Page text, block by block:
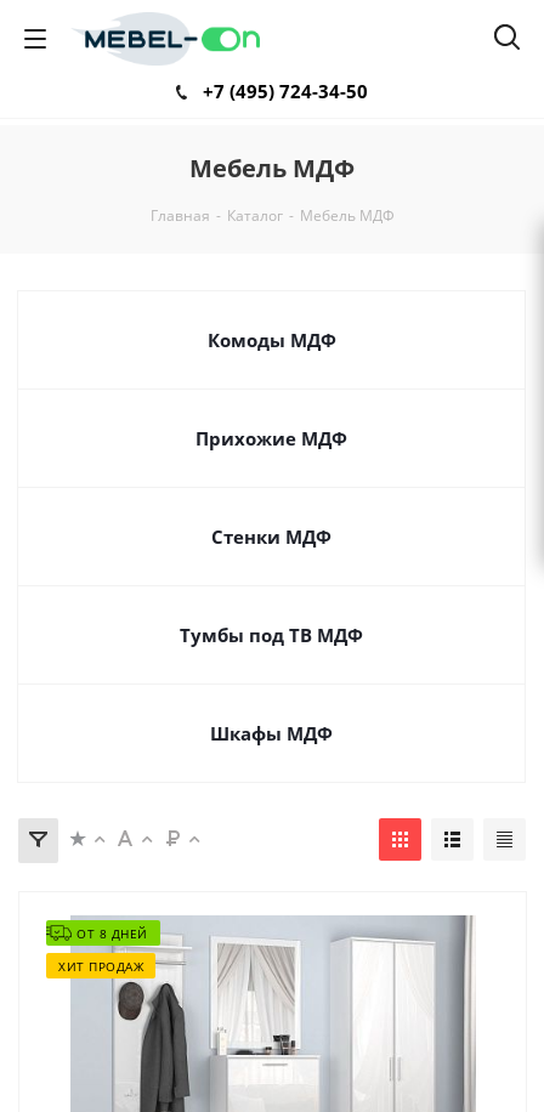
+7 (495) 724-34-50
Мебель МДФ
Главная - Каталог - Мебель МДФ
Комоды МДФ
Прихожие МДФ
Стенки МДФ
Тумбы под ТВ МДФ
Шкафы МДФ
ОТ 8 ДНЕЙ
ХИТ ПРОДАЖ